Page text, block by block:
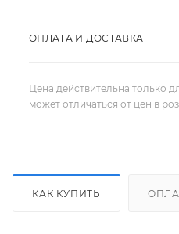
ОПЛАТА И ДОСТАВКА
Цена действительна только
может отличаться от цен в
КАК КУПИТЬ